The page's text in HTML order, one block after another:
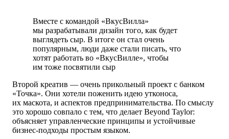
Вместе с командой «ВкусВилла»
мы разрабатывали дизайн того, как будет
выглядеть сыр. В итоге он стал очень
популярным, люди даже стали писать, что
хотят работать во «ВкусВилле», чтобы
им тоже посвятили сыр
Второй креатив — очень прикольный проект с банком
«Точка». Они хотели поженить идею утконоса,
их маскота, и аспектов предпринимательства. По смыслу
это хорошо совпало с тем, что делает Beyond Taylor:
объясняет управленческие принципы и устойчивые
бизнес-подходы простым языком.